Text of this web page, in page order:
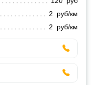
2 руб/км
2 руб/км